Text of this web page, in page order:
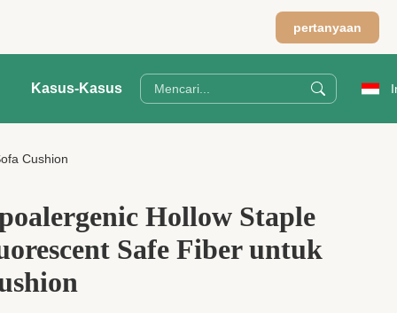
pertanyaan
Kasus-Kasus
Cushion
Hollow Staple
Safe Fiber untuk